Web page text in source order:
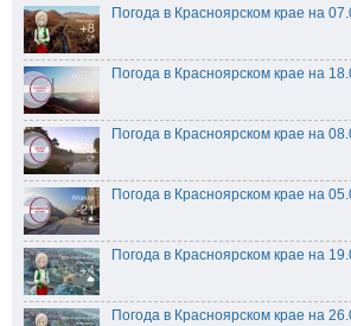
Погода в Красноярском крае на
Погода в Красноярском крае на
Погода в Красноярском крае на
Погода в Красноярском крае на
Погода в Красноярском крае на
Погода в Красноярском крае на